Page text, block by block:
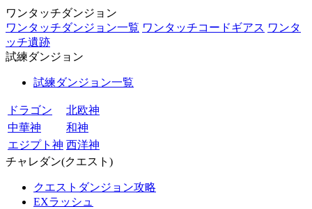
ワンタッチダンジョン
ワンタッチダンジョン一覧 ワンタッチコードギアス ワンタ
ッチ遺跡
試練ダンジョン
試練ダンジョン一覧
ドラゴン
北欧神
中華神
和神
エジプト神 西洋神
チャレダン(クエスト)
クエストダンジョン攻略
EXラッシュ